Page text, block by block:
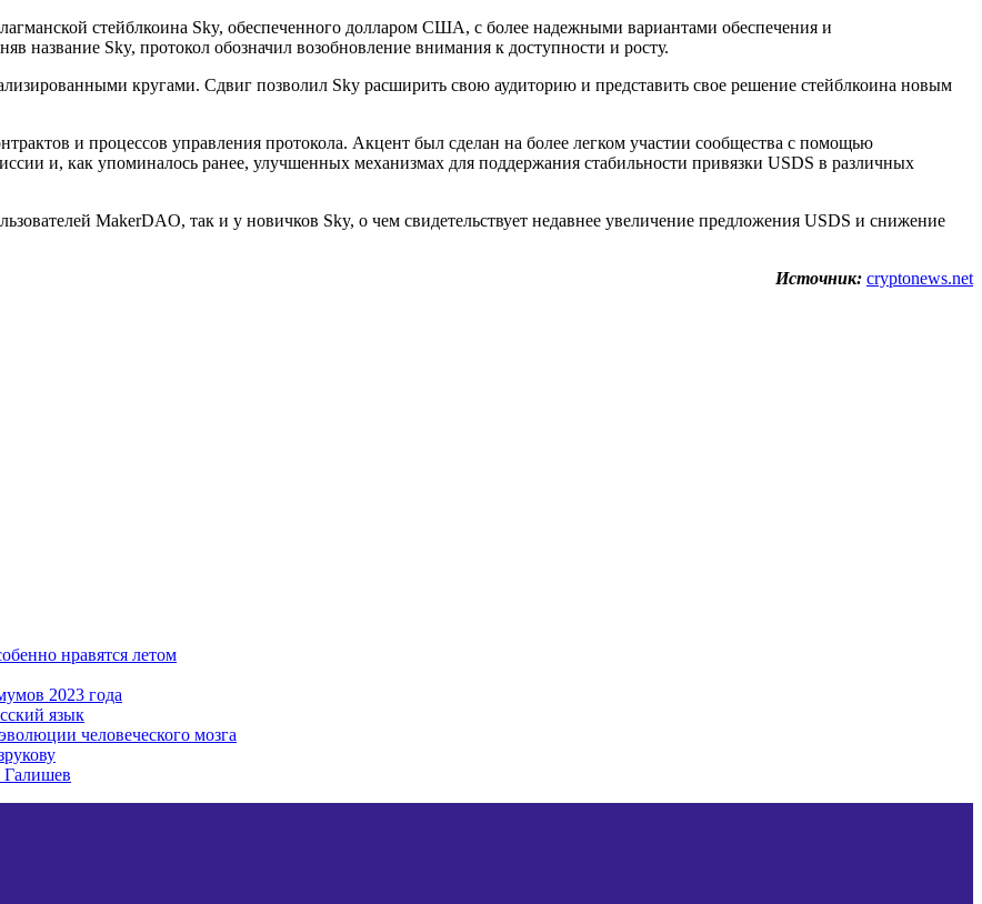
стейблкоина Sky, обеспеченного долларом США, с более надежными вариантами обеспечения и
название Sky, протокол обозначил возобновление внимания к доступности и росту.
кругами. Сдвиг позволил Sky расширить свою аудиторию и представить свое решение стейблкоина новым
и процессов управления протокола. Акцент был сделан на более легком участии сообщества с помощью
и, как упоминалось ранее, улучшенных механизмах для поддержания стабильности привязки USDS в различных
MakerDAO, так и у новичков Sky, о чем свидетельствует недавнее увеличение предложения USDS и снижение
Источник: cryptonews.net
нравятся летом
2023 года
язык
человеческого мозга